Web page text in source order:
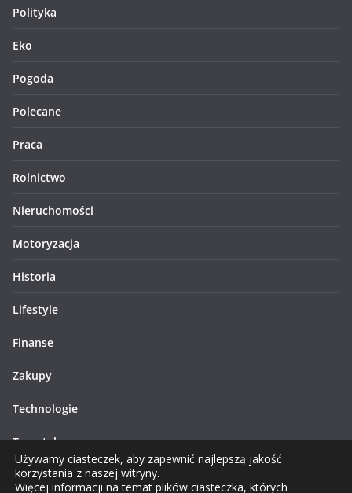
Polityka
Eko
Pogoda
Polecane
Praca
Rolnictwo
Nieruchomości
Motoryzacja
Historia
Lifestyle
Finanse
Zakupy
Technologie
Turystyka
Używamy ciasteczek, aby zapewnić najlepszą jakość
korzystania z naszej witryny.
Więcej informacji na temat plików ciasteczka, których